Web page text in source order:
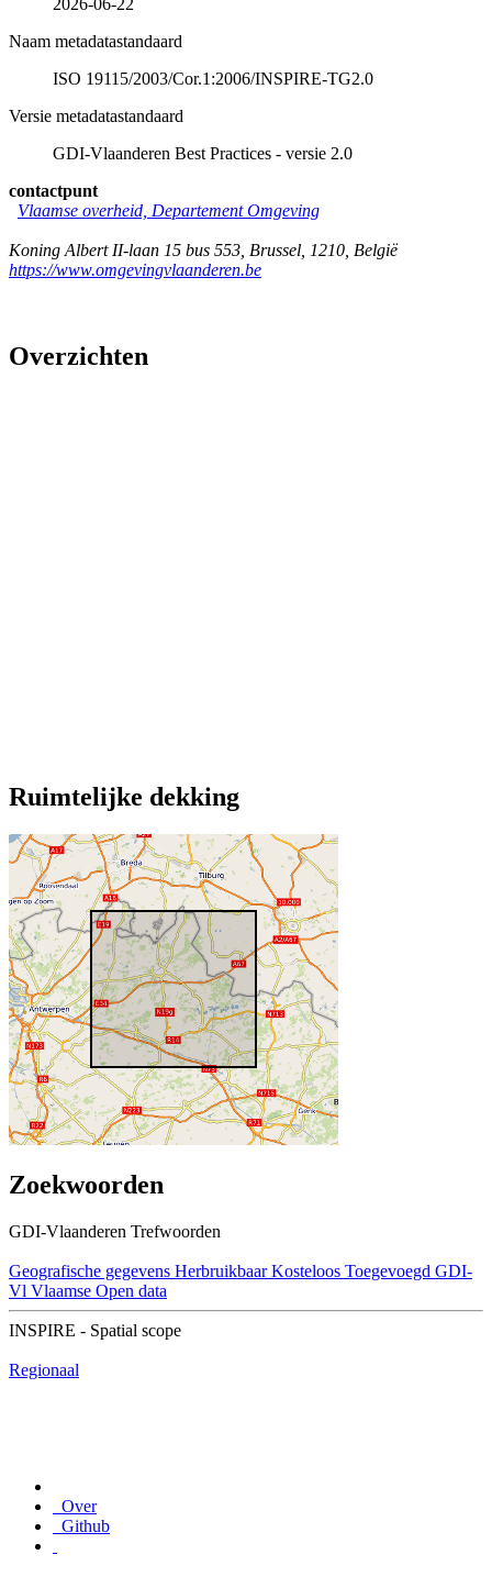
Naam metadatastandaard
ISO 19115/2003/Cor.1:2006/INSPIRE-TG2.0
Versie metadatastandaard
GDI-Vlaanderen Best Practices - versie 2.0
contactpunt
Vlaamse overheid, Departement Omgeving
Koning Albert II-laan 15 bus 553 Brussel 1210 België
https://www.omgevingvlaanderen.be
Overzichten
Ruimtelijke dekking
Zoekwoorden
GDI-Vlaanderen Trefwoorden
Geografische gegevens Herbruikbaar Kosteloos Toegevoegd GDI-
Vl Vlaamse Open data
INSPIRE - Spatial scope
Regionaal
Over
Github